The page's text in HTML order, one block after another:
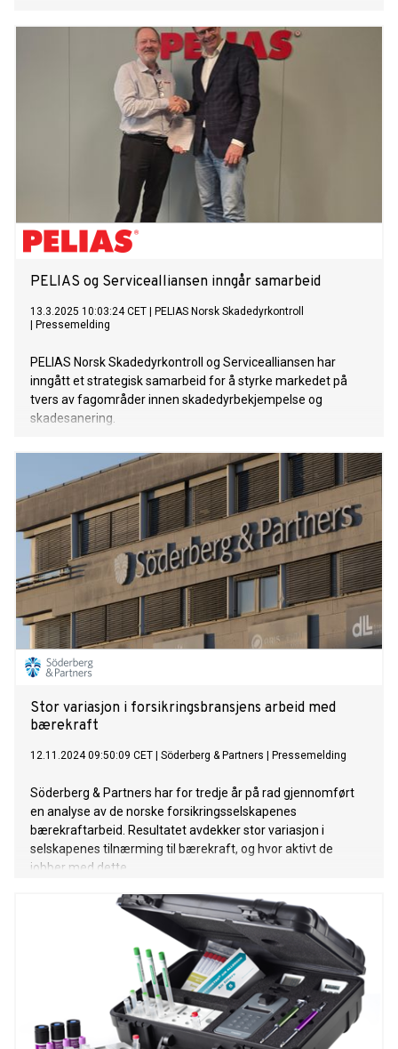
PELIAS og Servicealliansen inngår samarbeid
13.3.2025 10:03:24 CET
PELIAS Norsk Skadedyrkontroll
Pressemelding
PELIAS Norsk Skadedyrkontroll og Servicealliansen har
inngått et strategisk samarbeid for å styrke markedet på
tvers av fagområder innen skadedyrbekjempelse og
skadesanering.
Stor variasjon i forsikringsbransjens arbeid med
bærekraft
12.11.2024 09:50:09 CET Söderberg & Partners Pressemelding
Söderberg & Partners har for tredje år på rad gjennomført
en analyse av de norske forsikringsselskapenes
bærekraftarbeid. Resultatet avdekker stor variasjon i
selskapenes tilnærming til bærekraft, og hvor aktivt de
jobber med dette.